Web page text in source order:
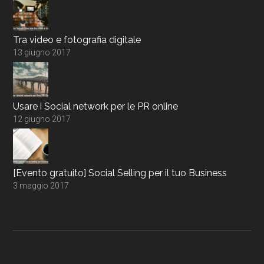
Tra video e fotografia digitale
13 giugno 2017
Usare i Social network per le PR online
12 giugno 2017
[Evento gratuito] Social Selling per il tuo Business
3 maggio 2017